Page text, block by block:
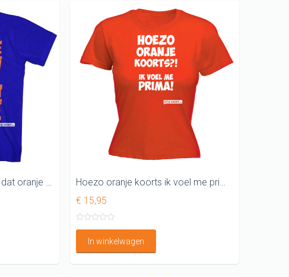
Ik erger me blauw aan al dat oranje T-shirt
Hoezo oranje koorts ik voel me prima DAMES WK SHIRT
€ 15,95
In winkelwagen